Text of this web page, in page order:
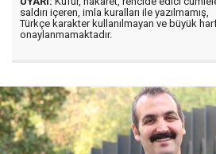
saldırı içeren, imla kuralları ile yazılmamış,
Türkçe karakter kullanılmayan ve büyük
onaylanmamaktadır.